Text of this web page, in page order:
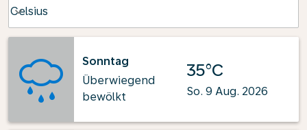
Celsius
keyboard_arrow_down
Sonntag
Überwiegend
bewölkt
35°C
So. 9 Aug. 2026